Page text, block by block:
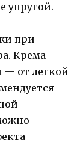
упругой.
при
Крема
— от легкой